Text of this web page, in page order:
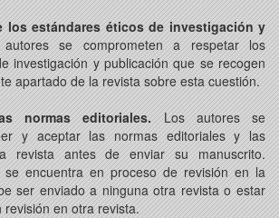
los estándares éticos de investigación y
se comprometen a respetar los
investigación y publicación que se recogen
apartado de la revista sobre esta cuestión.
normas editoriales.Los autores se
y aceptar las normas editoriales y las
revista antes de enviar su manuscrito.
se encuentra en proceso de revisión en la
ser enviado a ninguna otra revista o estar
en otra revista.